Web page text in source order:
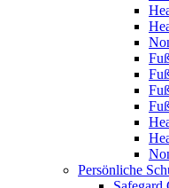
Persönliche